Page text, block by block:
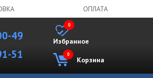
ОПЛАТА
49
51
Избранное
0
Корзина
0